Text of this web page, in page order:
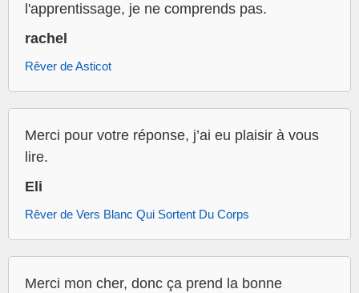
l'apprentissage, je ne comprends pas.
rachel
Rêver de Asticot
Merci pour votre réponse, j’ai eu plaisir à vous
lire.
Eli
Rêver de Vers Blanc Qui Sortent Du Corps
Merci mon cher, donc ça prend la bonne